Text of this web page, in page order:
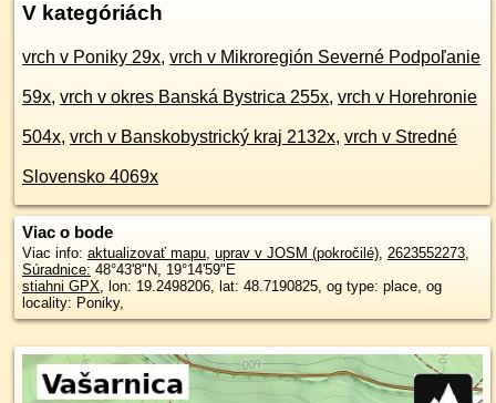
V kategóriách
vrch v Poniky 29x, vrch v Mikroregión Severné Podpoľanie
59x, vrch v okres Banská Bystrica 255x, vrch v Horehronie
504x, vrch v Banskobystrický kraj 2132x, vrch v Stredné
Slovensko 4069x
Viac o bode
Viac info: aktualizovať mapu, uprav v JOSM (pokročilé), 2623552273,
Súradnice: 48°43'8"N, 19°14'59"E
stiahni GPX, lon: 19.2498206, lat: 48.7190825, og type: place, og
locality: Poniky,